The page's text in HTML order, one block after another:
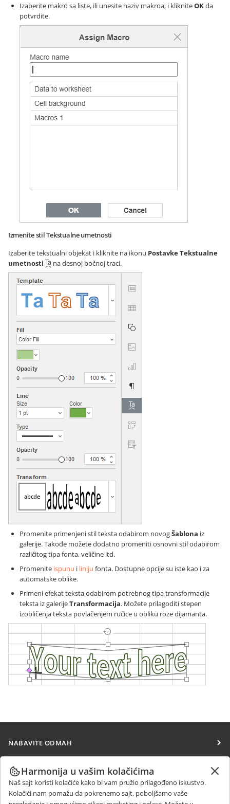
Izaberite makro sa liste, ili unesite naziv makroa, i klikniteOKda
potvrdite.
Izmenite stil Tekstualne umetnosti
Izaberite tekstualni objekat i kliknite na ikonu Postavke Tekstualne
umetnosti
na desnoj bočnoj traci.
Promenite primenjeni stil teksta odabirom novogŠablona iz
galerije. Takođe možete dodatno promeniti osnovni stil odabirom
različitog tipa fonta, veličine itd.
Promenite ispunu i liniju fonta. Dostupne opcije su iste kao i za
automatske oblike.
Primeni efekat teksta odabirom potrebnog tipa transformacije
teksta iz galerijeTransformacija. Možete prilagoditi stepen
izobličenja teksta povlačenjem ručice u obliku roze dijamanta.
NABAVITE ODMAH
Docs
DocSpace
Workspace
SARAĐUJTE
Za doprinosioce
Za prevodioce
PRIMAJTE VESTI
Harmonija u vašim kolačićima
Naš sajt koristi kolačiće kako bi vam pružio prilagođeno iskustvo.
Kolačići nam pomažu da pokrenemo sajt, poboljšamo vaše